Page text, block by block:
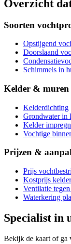
Overzicht
Soorten
Opstijgend
Doorslaand
Schimmels in
Kelder & muren
Kelderdichting
Grondwater in
Kelder
Vochtige
Prijzen &
Prijs
Kostprijs
Ventilatie
Waterkering
Specialist in
Bekijk de kaart of ga